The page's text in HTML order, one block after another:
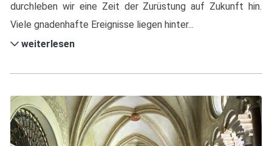
durchleben wir eine Zeit der Zurüstung auf Zukunft hin.
Viele gnadenhafte Ereignisse liegen hinter...
weiterlesen